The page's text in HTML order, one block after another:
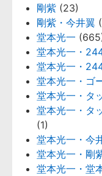
剛紫 (23)
剛紫・今井翼
堂本光一
堂本光一・
堂本光一・
堂本光一・ゴ
堂本光一・タ
堂本光一・タ
(1)
堂本光一・今
堂本光一・剛
堂本光一・堂